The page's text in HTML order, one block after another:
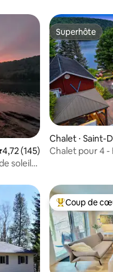
: 4,9 sur 5
appréciés
moyenne sur la
4,72 (145)
soleil
Superhôte
Superhôte
Chalet ⋅ Saint-
tcalm
Chalet pour 4 -
appréciés Coups de
Coup de